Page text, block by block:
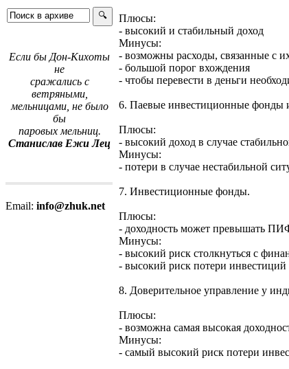
Если бы Дон-Кихоты
не
сражались с
ветряными,
мельницами, не было
бы
паровых мельниц.
Станислав Ежи Лец
Email: info@zhuk.net
Плюсы:
- высокий и стабильный доход
Минусы:
- возможны расходы, связанные с
- большой порог вхождения
- чтобы перевести в деньги
6. Паевые инвестиционные
Плюсы:
- высокий доход в случае
Минусы:
- потери в случае нестабильной
7. Инвестиционные фонды.
Плюсы:
- доходность может превышать
Минусы:
- высокий риск столкнуться с
- высокий риск потери
8. Доверительное управление у
Плюсы:
- возможна самая высокая
Минусы:
- самый высокий риск потери